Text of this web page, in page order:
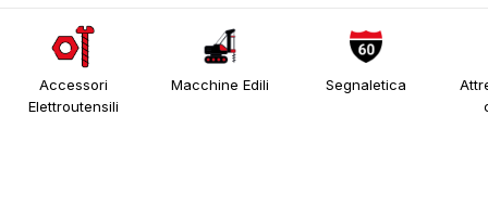
Accessori
Elettroutensili
Macchine Edili Segnaletica